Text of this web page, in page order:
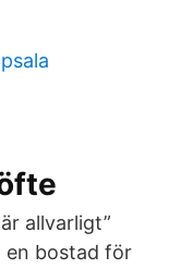
allvarligt”
en bostad för